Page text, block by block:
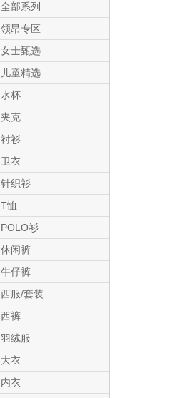
全部系列
领昂专区
女士甄选
儿童精选
水杯
夹克
衬衫
卫衣
针织衫
T恤
POLO衫
休闲裤
牛仔裤
西服/套装
西裤
羽绒服
大衣
内衣